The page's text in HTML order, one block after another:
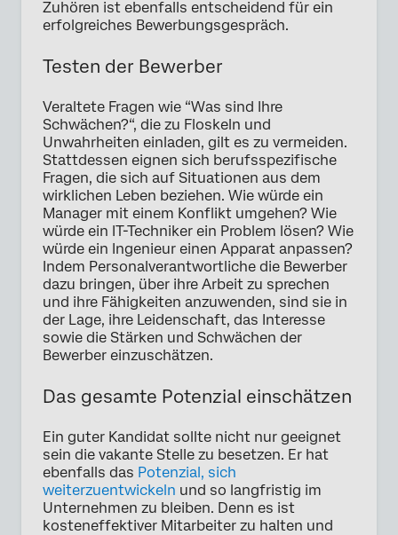
Zuhören ist ebenfalls entscheidend für ein
erfolgreiches Bewerbungsgespräch.
Testen der Bewerber
Veraltete Fragen wie “Was sind Ihre
Schwächen?“, die zu Floskeln und
Unwahrheiten einladen, gilt es zu vermeiden.
Stattdessen eignen sich berufsspezifische
Fragen, die sich auf Situationen aus dem
wirklichen Leben beziehen. Wie würde ein
Manager mit einem Konflikt umgehen? Wie
würde ein IT-Techniker ein Problem lösen? Wie
würde ein Ingenieur einen Apparat anpassen?
Indem Personalverantwortliche die Bewerber
dazu bringen, über ihre Arbeit zu sprechen
und ihre Fähigkeiten anzuwenden, sind sie in
der Lage, ihre Leidenschaft, das Interesse
sowie die Stärken und Schwächen der
Bewerber einzuschätzen.
Das gesamte Potenzial einschätzen
Ein guter Kandidat sollte nicht nur geeignet
sein die vakante Stelle zu besetzen. Er hat
ebenfalls das Potenzial, sich
weiterzuentwickeln und so langfristig im
Unternehmen zu bleiben. Denn es ist
kosteneffektiver Mitarbeiter zu halten und